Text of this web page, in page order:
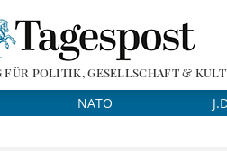
POLITIK, GESELLSCHAFT &
NATO